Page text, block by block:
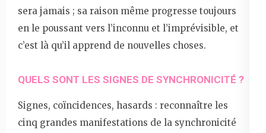
sera jamais ; sa raison même progresse toujours
en le poussant vers l’inconnu et l’imprévisible, et
c’est là qu’il apprend de nouvelles choses.
QUELS SONT LES SIGNES DE SYNCHRONICITÉ ?
Signes, coïncidences, hasards : reconnaître les
cinq grandes manifestations de la synchronicité